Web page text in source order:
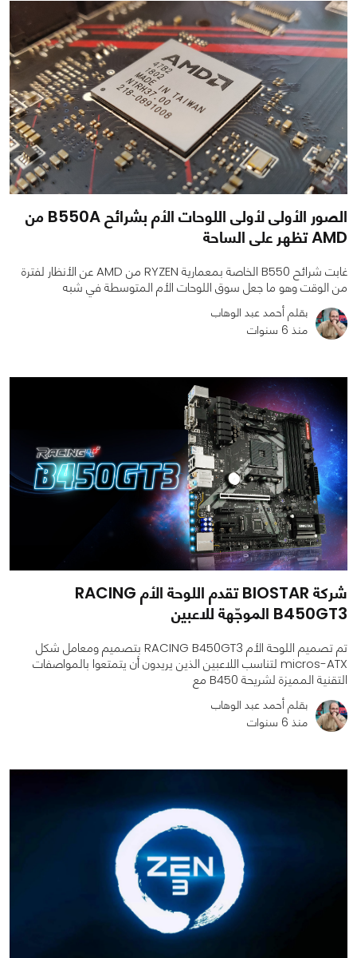
الصور الأولى لأولى اللوحات الأم بشرائح B550A من
AMD تظهر على الساحة
غابت شرائح B550 الخاصة بمعمارية RYZEN من AMD عن الأنظار لفترة
من الوقت وهو ما جعل سوق اللوحات الأم المتوسطة في شبه
بقلم أحمد عبد الوهاب
منذ 6 سنوات
شركة BIOSTAR تقدم اللوحة الأم RACING
B450GT3 الموجّهة للاعبين
تم تصميم اللوحة الأم RACING B450GT3 بتصميم ومعامل شكل
micros-ATX لتناسب اللاعبين الذين يريدون أن يتمتعوا بالمواصفات
التقنية المميزة لشريحة B450 مع
بقلم أحمد عبد الوهاب
منذ 6 سنوات